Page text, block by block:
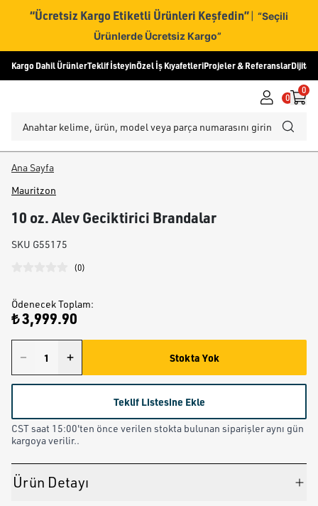
“Ücretsiz Kargo Etiketli Ürünleri Keşfedin” | “Seçili
Ürünlerde Ücretsiz Kargo”
Kargo Dahil ÜrünlerTeklif İsteyinÖzel İş KıyafetleriProjeler & ReferanslarDijital
0
0
Ana Sayfa
Mauritzon
10 oz. Alev Geciktirici Brandalar
SKU G55175
(0)
Ödenecek Toplam:
₺ 3,999.90
Stokta Yok
Teklif Listesine Ekle
CST saat 15:00'ten önce verilen stokta bulunan siparişler aynı gün
kargoya verilir..
Ürün Detayı